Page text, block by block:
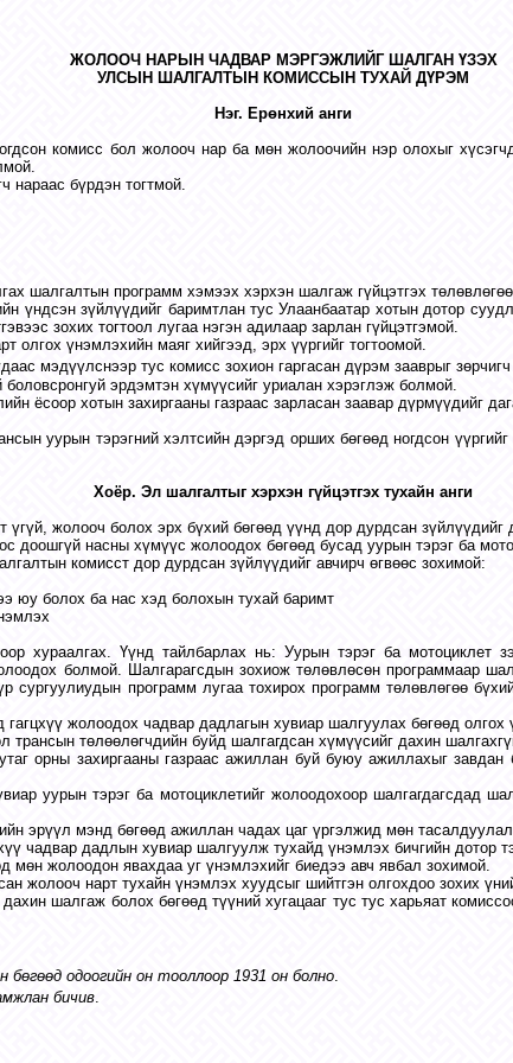
ЖОЛООЧ НАРЫН ЧАДВАР МЭРГЭЖЛИЙГ ШАЛГАН ҮЗЭХ
УЛСЫН ШАЛГАЛТЫН КОМИССЫН ТУХАЙ ДҮРЭМ
Нэг. Ерөнхий анги
комисс бол жолооч нар ба мөн жолоочийн нэр олохыг
нараас бүрдэн тогтмой.
шалгалтын программ хэмээх хэрхэн шалгаж гүйцэтгэх
үндсэн зүйлүүдийг баримтлан тус Улаанбаатар хотын дотор
зохих тогтоол лугаа нэгэн адилаар зарлан гүйцэтгэмой.
олгох үнэмлэхийн маяг хийгээд, эрх үүргийг тогтоомой.
мэдүүлснээр тус комисс зохион гаргасан дүрэм зааврыг
эрдэмтэн хүмүүсийг уриалан хэрэглэж болмой.
ёсоор хотын захиргааны газраас зарласан заавар дүрмүүдийг
уурын тэрэгний хэлтсийн дэргэд орших бөгөөд ногдсон
Хоёр. Эл шалгалтыг хэрхэн гүйцэтгэх тухайн анги
жолооч болох эрх бүхий бөгөөд үүнд дор дурдсан зүйлүүдийг
доошгүй насны хүмүүс жолоодох бөгөөд бусад уурын тэрэг ба
комисст дор дурдсан зүйлүүдийг авчирч өгвөөс зохимой:
юу болох ба нас хэд болохын тухай баримт
хураалгах. Үүнд тайлбарлах нь: Уурын тэрэг ба
болмой. Шалгарагсдын зохиож төлөвлөсөн программаар
программ лугаа тохирох программ төлөвлөгөө
жолоодох чадвар дадлагын хувиар шалгуулах бөгөөд
төлөөлөгчдийн буйд шалгагдсан хүмүүсийг дахин
орны захиргааны газраас ажиллан буй буюу ажиллахыг завдан
уурын тэрэг ба мотоциклетийг жолоодохоор шалгагдагсдад
эрүүл мэнд бөгөөд ажиллан чадах цаг үргэлжид мөн
чадвар дадлын хувиар шалгуулж тухайд үнэмлэх бичгийн дотор
жолоодон явахдаа уг үнэмлэхийг биедээ авч явбал зохимой.
жолооч нарт тухайн үнэмлэх хуудсыг шийтгэн олгохдоо зохих
шалгаж болох бөгөөд түүний хугацааг тус тус харьяат
бөгөөд одоогийн он тооллоор 1931 он болно.
бичив.